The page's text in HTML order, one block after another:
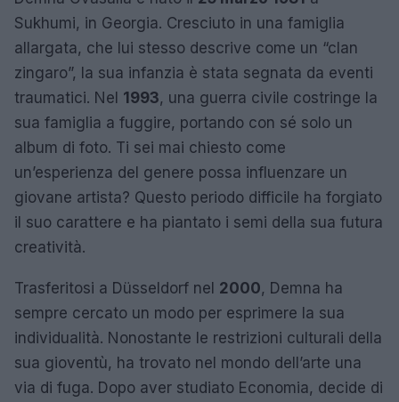
Sukhumi, in Georgia. Cresciuto in una famiglia
allargata, che lui stesso descrive come un “clan
zingaro”, la sua infanzia è stata segnata da eventi
traumatici. Nel 1993, una guerra civile costringe la
sua famiglia a fuggire, portando con sé solo un
album di foto. Ti sei mai chiesto come
un’esperienza del genere possa influenzare un
giovane artista? Questo periodo difficile ha forgiato
il suo carattere e ha piantato i semi della sua futura
creatività.
Trasferitosi a Düsseldorf nel 2000, Demna ha
sempre cercato un modo per esprimere la sua
individualità. Nonostante le restrizioni culturali della
sua gioventù, ha trovato nel mondo dell’arte una
via di fuga. Dopo aver studiato Economia, decide di